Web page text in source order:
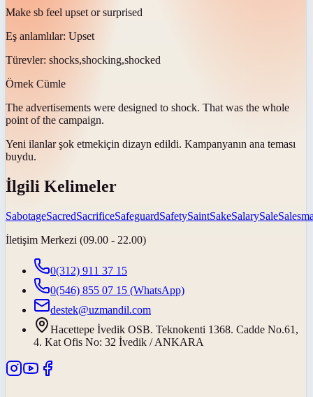
Make sb feel upset or surprised
Eş anlamlılar: Upset
Türevler: shocks,shocking,shocked
Örnek Cümle
The advertisements were designed to shock. That was the whole
point of the campaign.
Yeni ilanlar şok etmekiçin dizayn edildi. Kampanyanın ana teması
buydu.
İlgili Kelimeler
SabotageSacredSacrificeSafeguardSafetySaintSakeSalarySale
İletişim Merkezi (09.00 - 22.00)
0(312) 911 37 15
0(546) 855 07 15 (WhatsApp)
destek@uzmandil.com
Hacettepe İvedik OSB. Teknokenti 1368. Cadde No.61,
4. Kat Ofis No: 32 İvedik / ANKARA